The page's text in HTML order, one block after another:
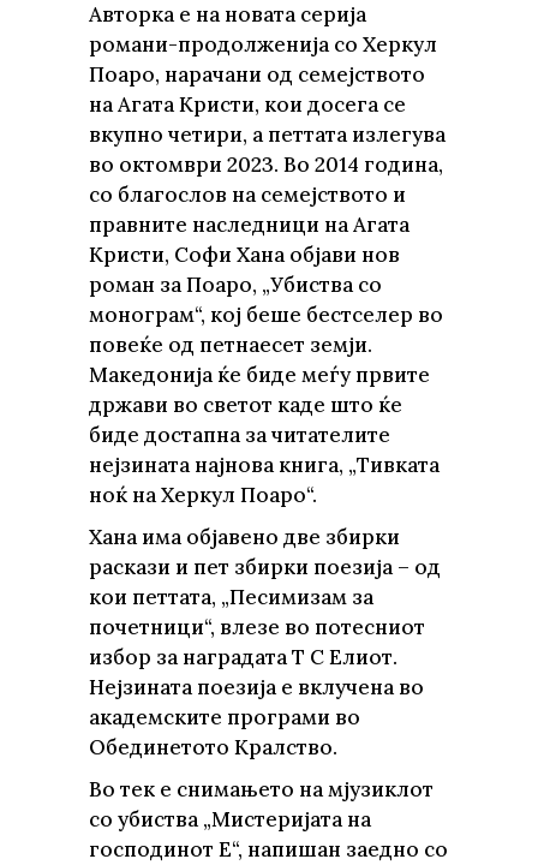
Aвторка е на новата серија
романи-продолженија со Херкул
Поаро, нарачани од семејството
на Агата Кристи, кои досега се
вкупно четири, а петтата излегува
во октомври 2023. Во 2014 година,
со благослов на семејството и
правните наследници на Агата
Кристи, Софи Хана објави нов
роман за Поаро, „Убиства со
монограм“, кој беше бестселер во
повеќе од петнаесет земји.
Македонија ќе биде меѓу првите
држави во светот каде што ќе
биде достапна за читателите
нејзината најнова книга, „Тивката
ноќ на Херкул Поаро“.
Хана има објавено две збирки
раскази и пет збирки поезија – од
кои петтата, „Песимизам за
почетници“, влезе во потесниот
избор за наградата T С Елиот.
Нејзината поезија е вклучена во
академските програми во
Обединетото Кралство.
Во тек е снимањето на мјузиклот
со убиства „Мистеријата на
господинот Е“, напишан заедно со